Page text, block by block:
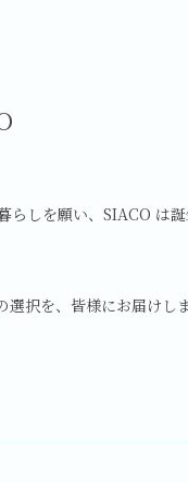
しを願い、SIACO は誕
択を、皆様にお届けしま